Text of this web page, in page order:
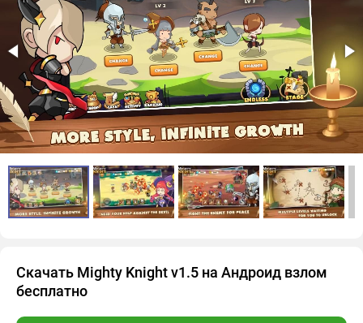
Скачать Mighty Knight v1.5 на Андроид взлом
бесплатно